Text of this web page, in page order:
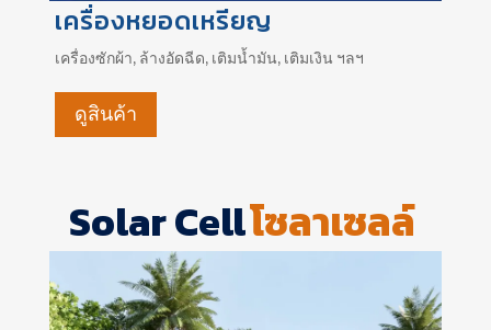
เครื่องหยอดเหรียญ
เครื่องซักผ้า, ล้างอัดฉีด, เติมน้ำมัน, เติมเงิน ฯลฯ
ดูสินค้า
Solar Cellโซลาเซลล์